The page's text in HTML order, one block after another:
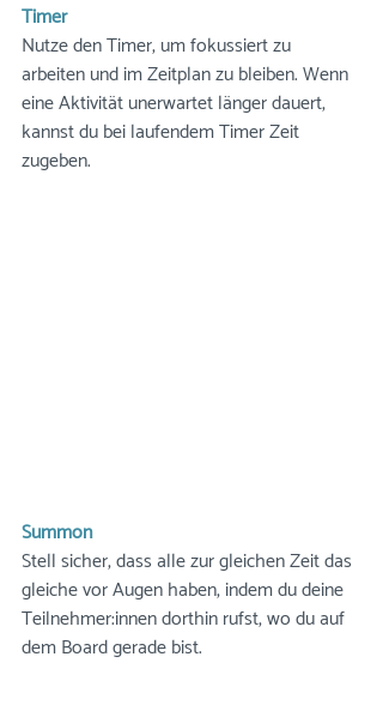
Timer
Nutze den Timer, um fokussiert zu
arbeiten und im Zeitplan zu bleiben. Wenn
eine Aktivität unerwartet länger dauert,
kannst du bei laufendem Timer Zeit
zugeben.
Summon
Stell sicher, dass alle zur gleichen Zeit das
gleiche vor Augen haben, indem du deine
Teilnehmer:innen dorthin rufst, wo du auf
dem Board gerade bist.